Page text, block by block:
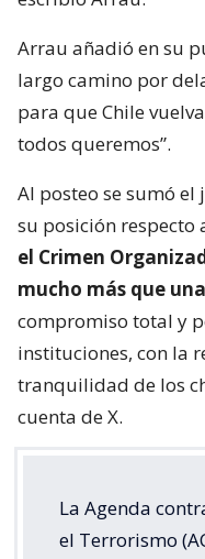
Arrau añadió en su
largo camino por
para que Chile
todos queremos”.
Al posteo se sumó el
su posición respecto
el Crimen
mucho más que
compromiso total y
instituciones, con la
tranquilidad de los
cuenta de X.
La Agenda
el Terrorismo